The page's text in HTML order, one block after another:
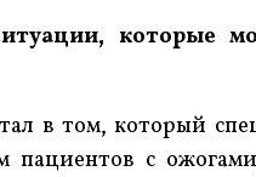
которые
в том, который
пациентов с